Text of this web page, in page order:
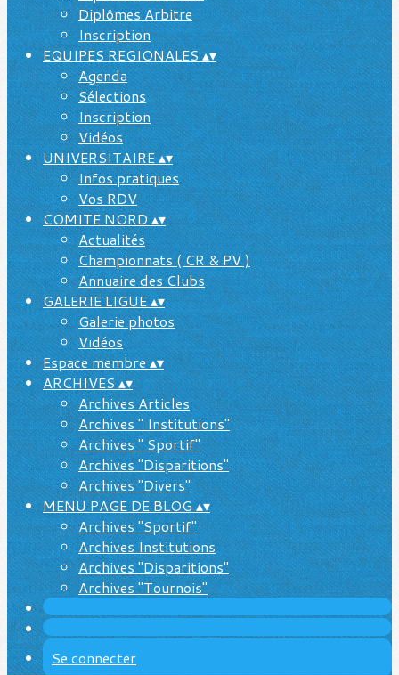
Diplômes Arbitre
Inscription
EQUIPES REGIONALES▴▾
Agenda
Sélections
Inscription
Vidéos
UNIVERSITAIRE▴▾
Infos pratiques
Vos RDV
COMITE NORD▴▾
Actualités
Championnats ( CR & PV )
Annuaire des Clubs
GALERIE LIGUE▴▾
Galerie photos
Vidéos
Espace membre▴▾
ARCHIVES▴▾
Archives Articles
Archives " Institutions"
Archives " Sportif"
Archives "Disparitions"
Archives "Divers"
MENU PAGE DE BLOG▴▾
Archives "Sportif"
Archives Institutions
Archives "Disparitions"
Archives "Tournois"
Se connecter